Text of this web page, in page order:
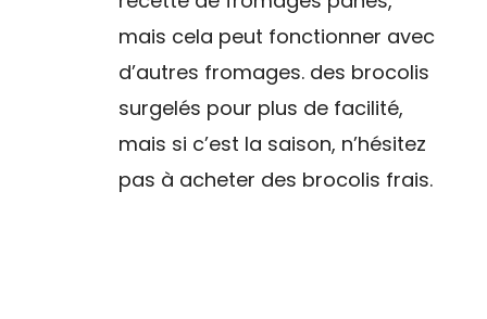
mais cela peut fonctionner avec
d’autres fromages. des brocolis
surgelés pour plus de facilité,
mais si c’est la saison, n’hésitez
pas à acheter des brocolis frais.